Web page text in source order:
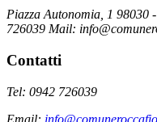
Piazza Autonomia, 1
726039 Mail:
Contatti
Tel: 0942 726039
Email: